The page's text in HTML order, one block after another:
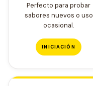
Perfecto para probar
sabores nuevos o uso
ocasional.
INICIACIÓN